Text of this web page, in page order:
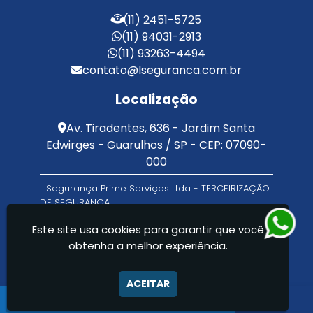
Terceirização de Facilities
Terceirização de Portaria
Zeladoria de Condomínios
(11) 2451-5725
(11) 94031-2913
(11) 93263-4494
contato@lseguranca.com.br
Localização
Av. Tiradentes, 636 - Jardim Santa
Edwirges - Guarulhos / SP - CEP: 07090-
000
L Segurança Prime Serviços Ltda - TERCEIRIZAÇÃO
DE SEGURANÇA
Este site usa cookies para garantir que você
obtenha a melhor experiência.
ACEITAR